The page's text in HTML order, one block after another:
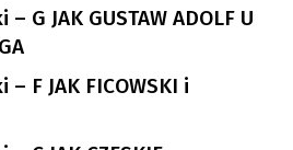
G JAK GUSTAW ADOLF U
F JAK FICOWSKI i